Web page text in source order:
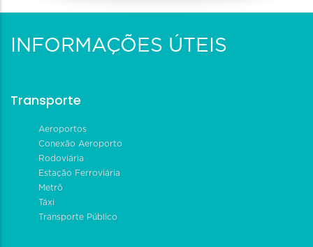
INFORMAÇÕES ÚTEIS
Transporte
Aeroportos
Conexão Aeroporto
Rodoviária
Estação Ferroviária
Metrô
Táxi
Transporte Público